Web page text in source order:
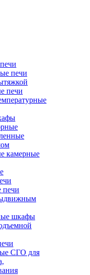
печи
печи
камерные
шкафы
СГО для